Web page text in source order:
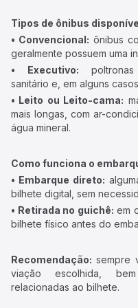
Tipos de ônibus
• Convencional: ônibus
geralmente possuem uma
• Executivo: poltronas
sanitário e, em alguns
• Leito ou Leito-cama:
mais longas, com ar-
água mineral.
Como funciona o
• Embarque direto:
bilhete digital, sem
• Retirada no guichê: em
bilhete físico antes do
Recomendação: sempre
viação escolhida,
relacionadas ao bilhete.